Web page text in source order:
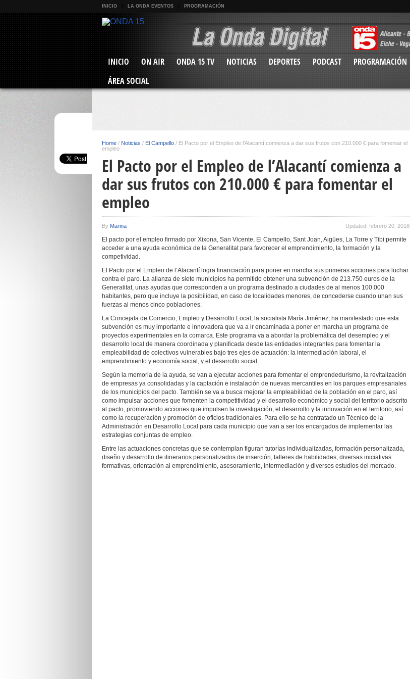
INICIO LA ONDA EVENTOS PROGRAMACIÓN
INICIO ON AIR ONDA 15 TV NOTICIAS DEPORTES PODCAST PROGRAMACIÓN
ÁREA SOCIAL
Home / Noticias / El Campello / El Pacto por el Empleo de l’Alacantí comienza a dar sus frutos con 210.000 € para fomentar el
empleo
El Pacto por el Empleo de l’Alacantí comienza a
dar sus frutos con 210.000 € para fomentar el
empleo
By Marina Updated: febrero 20, 2018
El pacto por el empleo firmado por Xixona, San Vicente, El Campello, Sant Joan, Aigües, La Torre y Tibi permite
acceder a una ayuda económica de la Generalitat para favorecer el emprendimiento, la formación y la
competividad.
El Pacto por el Empleo de l’Alacantí logra financiación para poner en marcha sus primeras acciones para luchar
contra el paro. La alianza de siete municipios ha permitido obtener una subvención de 213.750 euros de la
Generalitat, unas ayudas que corresponden a un programa destinado a ciudades de al menos 100.000
habitantes, pero que incluye la posibilidad, en caso de localidades menores, de concederse cuando unan sus
fuerzas al menos cinco poblaciones.
La Concejala de Comercio, Empleo y Desarrollo Local, la socialista María Jiménez, ha manifestado que esta
subvención es muy importante e innovadora que va a ir encaminada a poner en marcha un programa de
proyectos experimentales en la comarca. Este programa va a abordar la problemática del desempleo y el
desarrollo local de manera coordinada y planificada desde las entidades integrantes para fomentar la
empleabilidad de colectivos vulnerables bajo tres ejes de actuación: la intermediación laboral, el
emprendimiento y economía social, y el desarrollo social.
Según la memoria de la ayuda, se van a ejecutar acciones para fomentar el emprendedurismo, la revitalización
de empresas ya consolidadas y la captación e instalación de nuevas mercantiles en los parques empresariales
de los municipios del pacto. También se va a busca mejorar la empleabilidad de la población en el paro, así
como impulsar acciones que fomenten la competitividad y el desarrollo económico y social del territorio adscrito
al pacto, promoviendo acciones que impulsen la investigación, el desarrollo y la innovación en el territorio, así
como la recuperación y promoción de oficios tradicionales. Para ello se ha contratado un Técnico de la
Administración en Desarrollo Local para cada municipio que van a ser los encargados de implementar las
estrategias conjuntas de empleo.
Entre las actuaciones concretas que se contemplan figuran tutorías individualizadas, formación personalizada,
diseño y desarrollo de itinerarios personalizados de inserción, talleres de habilidades, diversas iniciativas
formativas, orientación al emprendimiento, asesoramiento, intermediación y diversos estudios del mercado.